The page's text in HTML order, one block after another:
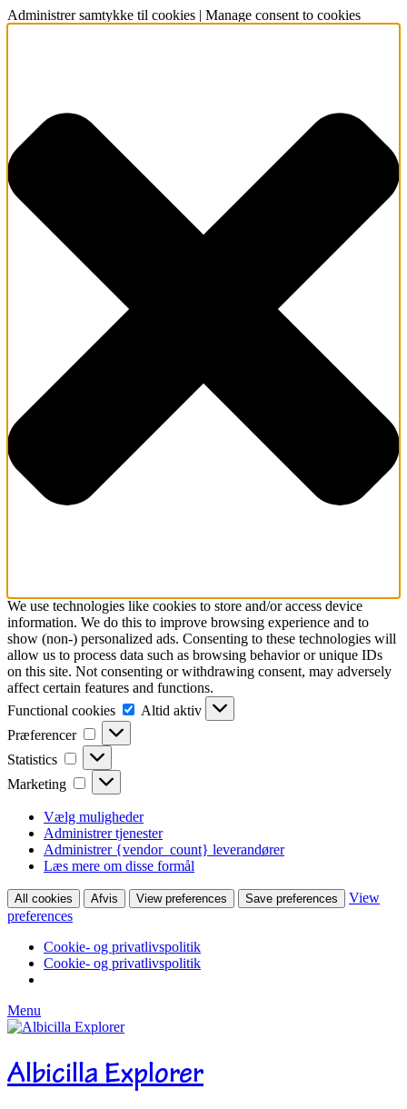
Administrer samtykke til cookies | Manage consent to cookies
We use technologies like cookies to store and/or access device
information. We do this to improve browsing experience and to
show (non-) personalized ads. Consenting to these technologies will
allow us to process data such as browsing behavior or unique IDs
on this site. Not consenting or withdrawing consent, may adversely
affect certain features and functions.
Functional cookies
Functional
cookies
Altid aktiv
Præferencer
Præferencer
Statistics Statistics
Marketing Marketing
Vælg muligheder
Administrer tjenester
Administrer {vendor_count} leverandører
Læs mere om disse formål
All cookies Afvis View preferences Save preferences
View
preferences
Cookie- og privatlivspolitik
Cookie- og privatlivspolitik
Menu
Albicilla Explorer